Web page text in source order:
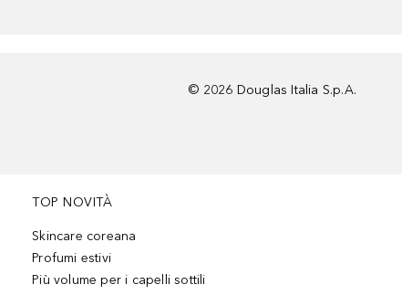
© 2026 Douglas Italia S.p.A.
TOP NOVITÀ
Skincare coreana
Profumi estivi
Più volume per i capelli sottili